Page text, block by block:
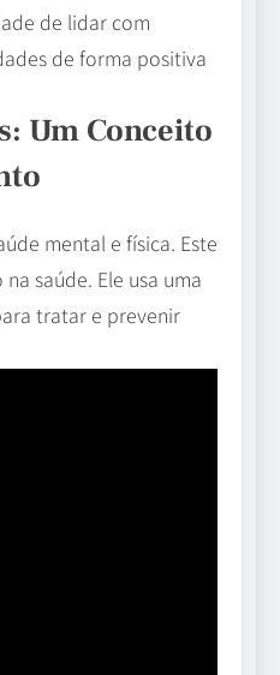
de lidar com
de forma positiva
Um Conceito
mental e física. Este
saúde. Ele usa uma
tratar e prevenir